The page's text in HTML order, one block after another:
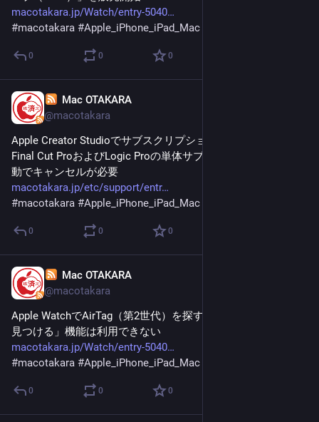
macotakara.jp/Watch/entry-5040
#macotakara #Apple_iPhone_iPad_Mac
0 0 0
Mac OTAKARA
@macotakara
Apple Creator Studioでサブスクリプションした場合、iPad用
Final Cut ProおよびLogic Proの単体サブスクリプションは手
動でキャンセルが必要
macotakara.jp/etc/support/entr
#macotakara #Apple_iPhone_iPad_Mac
0 0 0
Mac OTAKARA
@macotakara
Apple WatchでAirTag（第2世代）を探す場合「正確な場所を
見つける」機能は利用できない
macotakara.jp/Watch/entry-5040
#macotakara #Apple_iPhone_iPad_Mac
0 0 0